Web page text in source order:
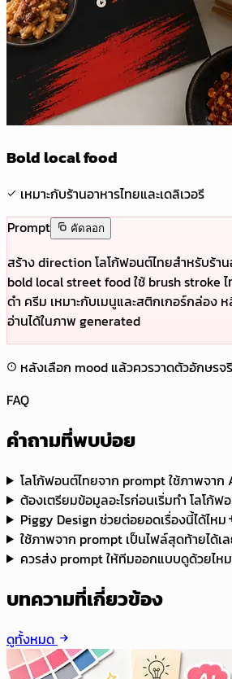
Bold local food
เหมาะกับร้านอาหารไทยและเดลิเวอรี
Prompt
คัดลอก
สร้าง direction โลโก้ฟอนต์ไทยสำหรับร้า
bold local street food ใช้ brush stroke
ดำ ครีม เหมาะกับเมนูและสติกเกอร์กล่อง
อ่านได้ในภาพ generated
หลังเลือก mood แล้วควรวาดตัวอักษร
FAQ
คำถามที่พบบ่อย
โลโก้ฟอนต์ไทยจาก prompt ใช้ภาพจาก
ต้องเตรียมข้อมูลอะไรก่อนเริ่มทำ โลโก้
Piggy Design ช่วยต่อยอดเรื่องนี้ได้ไหม
ใช้ภาพจาก prompt เป็นไฟล์สุดท้ายได้เ
ควรส่ง prompt ให้ทีมออกแบบดูด้วยไหม
บทความที่เกี่ยวข้อง
ดูทั้งหมด